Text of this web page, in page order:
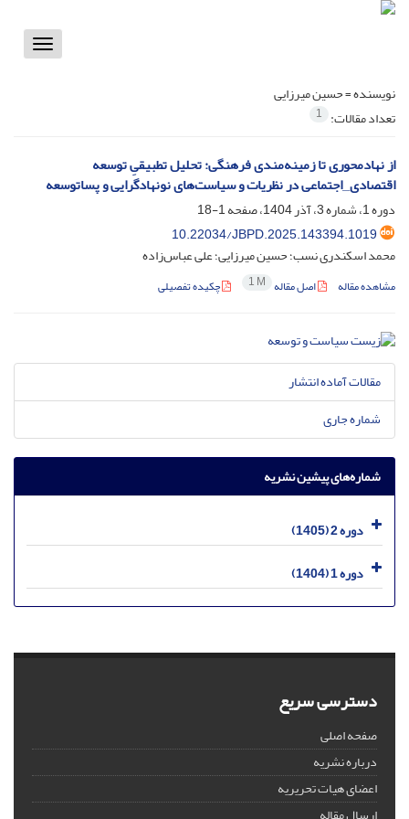
Toggle
نویسنده =حسین میرزایی
تعداد مقالات: 1
از نهادمحوری تا زمینه‌مندی فرهنگی: تحلیل تطبیقیِ توسعه‌
اقتصادی_اجتماعی در نظریات و سیاست‌های نونهادگرایی و پساتوسعه
دوره 1، شماره 3، آذر 1404، صفحه
1-18
10.22034/JBPD.2025.143394.1019
محمد اسکندری نسب؛ حسین میرزایی؛ علی عباس‌زاده
مشاهده مقاله اصل مقاله 1 M چکیده تفصیلی
مقالات آماده انتشار
شماره جاری
شماره‌های پیشین نشریه
دوره 2 (1405)
دوره 1 (1404)
دسترسی سریع
صفحه اصلی
درباره نشریه
اعضای هیات تحریریه